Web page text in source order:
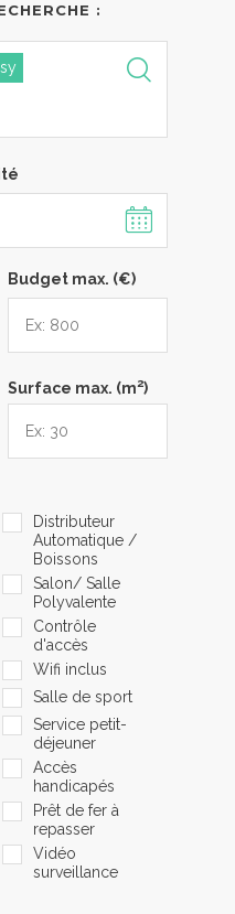
:
Budget max. (€)
Surface max. (m2)
Distributeur
Automatique /
Boissons
Salon/ Salle
Polyvalente
Contrôle
d'accès
Wifi inclus
Salle de sport
Service petit-
déjeuner
Accès
handicapés
Prêt de fer à
repasser
Vidéo
surveillance